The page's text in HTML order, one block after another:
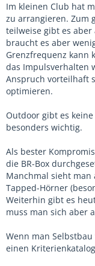
Im kleinen Club hat
zu arrangieren. Zum
teilweise gibt es
braucht es aber
Grenzfrequenz kann
das Impulsverhalten
Anspruch vorteilhaft
optimieren.
Outdoor gibt es
besonders wichtig.
Als bester
die BR-Box
Manchmal sieht man
Tapped-Hörner
Weiterhin gibt es
muss man sich aber
Wenn man
einen